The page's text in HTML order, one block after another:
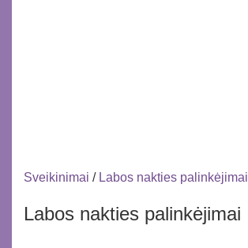
Sveikinimai / Labos nakties palinkėjimai
Labos nakties palinkėjimai